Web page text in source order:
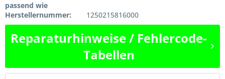
passend wie
Herstellernummer:
1250215816000
Reparaturhinweise / Fehlercode-
Tabellen